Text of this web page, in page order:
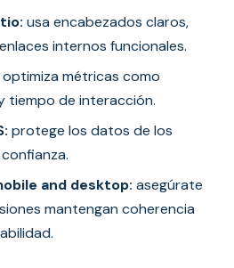
usa encabezados claros,
internos funcionales.
optimiza métricas como
tiempo de interacción.
protege los datos de los
and desktop: asegúrate
mantengan coherencia